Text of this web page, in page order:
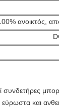
ανοικτός,
εύρωστα και